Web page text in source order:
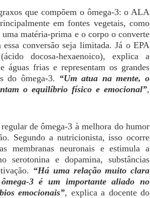
que compõem o ômega-3: o ALA
em fontes vegetais, como
matéria-prima e o corpo o converte
conversão seja limitada. Já o EPA
docosa-hexaenoico), explica a
águas frias e representam os grandes
do ômega-3. “Um atua na mente, o
o equilíbrio físico e emocional”,
de ômega-3 à melhora do humor
Segundo a nutricionista, isso ocorre
membranas neuronais e estimula a
serotonina e dopamina, substâncias
“Há uma relação muito clara
3 é um importante aliado no
emocionais”, explica a docente do